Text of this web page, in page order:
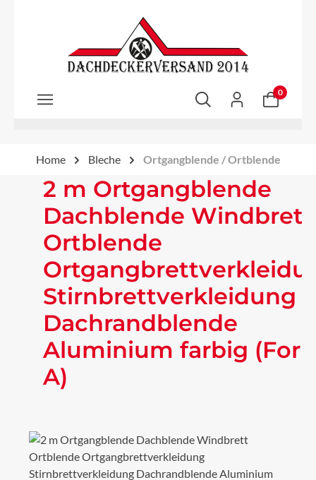
Zum Hauptinhalt springen
0
Home Bleche Ortgangblende / Ortblende
2 m Ortgangblende
Dachblende Windbrett
Ortblende
Stirnbrettverkleidung
Dachrandblende
Aluminium farbig
A)
Bildergalerie überspringen